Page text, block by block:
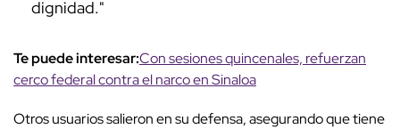
dignidad."
Te puede interesar:Con sesiones quincenales, refuerzan
cerco federal contra el narco en Sinaloa
Otros usuarios salieron en su defensa, asegurando que tiene